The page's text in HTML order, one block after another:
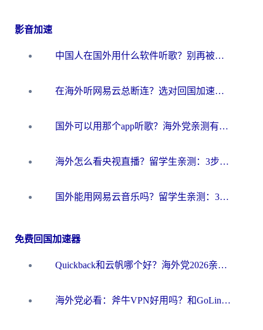
影音加速
中国人在国外用什么软件听歌？别再被地域限制卡脖子，这篇教你轻松解锁国内音乐库
在海外听网易云总断连？选对回国加速器，告别地区限制和卡顿
国外可以用那个app听歌？海外党亲测有效的回国加速方案，轻松听国内音乐听书
海外怎么看央视直播？留学生亲测：3步解决版权限制+追剧自由
国外能用网易云音乐吗？留学生亲测：3步解决海外听歌难题
免费回国加速器
Quickback和云帆哪个好？海外党2026亲测指南：选对加速器大陆工具，无缝刷国内剧玩国服
海外党必看：斧牛VPN好用吗？和GoLinkVPN对比哪个回国效果更好？